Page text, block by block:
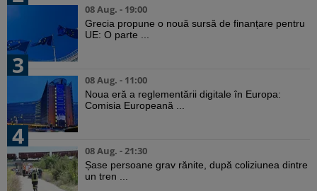
08 Aug. - 19:00
Grecia propune o nouă sursă de finanțare pentru
UE: O parte ...
3
08 Aug. - 11:00
Noua eră a reglementării digitale în Europa:
Comisia Europeană ...
4
08 Aug. - 21:30
Șase persoane grav rănite, după coliziunea dintre
un tren ...